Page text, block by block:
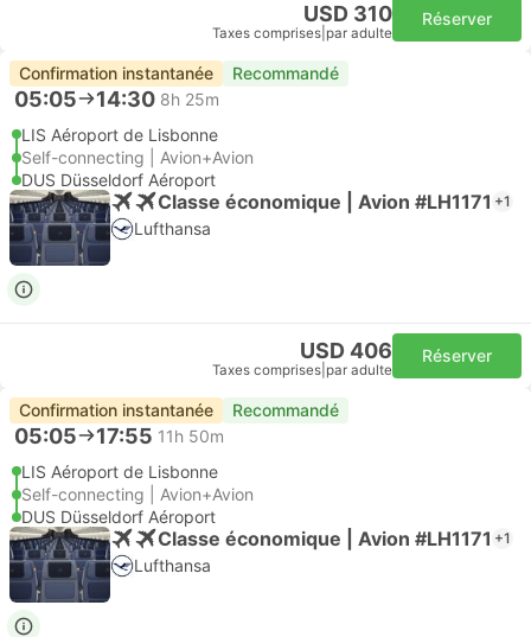
USD 310
Taxes comprises par adulte
Réserver
Confirmation instantanée Recommandé
05:05 14:30 8h 25m
LIS Aéroport de Lisbonne
Self-connecting | Avion+Avion
DUS Düsseldorf Aéroport
Classe économique | Avion #LH1171 +1
Lufthansa
USD 406
Taxes comprises par adulte
Réserver
Confirmation instantanée Recommandé
05:05 17:55 11h 50m
LIS Aéroport de Lisbonne
Self-connecting | Avion+Avion
DUS Düsseldorf Aéroport
Classe économique | Avion #LH1171 +1
Lufthansa